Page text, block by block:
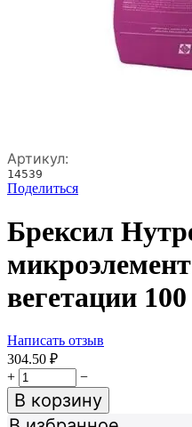
Артикул:
14539
Поделиться
Брексил
вегетации
Написать отзыв
304.50 ₽
+
−
В корзину